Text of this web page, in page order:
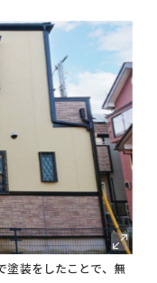
塗装をしたことで、無